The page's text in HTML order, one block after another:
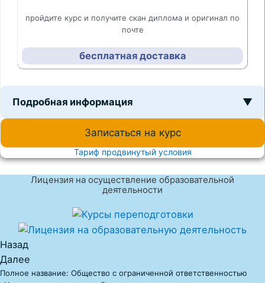
пройдите курс и получите скан диплома и оригинал по
почте
бесплатная доставка
Подробная информация ▼
Записаться на курс
Тариф продвинутый условия
Лицензия на осуществление образовательной
деятельности
Назад
Далее
Полное название: Общество с ограниченной ответственностью